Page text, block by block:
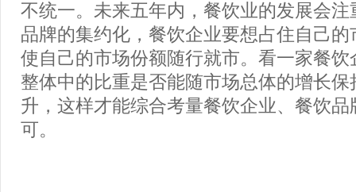
不统一。未来五年内，餐饮业的发展会注
品牌的集约化，餐饮企业要想占住自己的
使自己的市场份额随行就市。看一家餐饮
整体中的比重是否能随市场总体的增长保
升，这样才能综合考量餐饮企业、餐饮品
可。